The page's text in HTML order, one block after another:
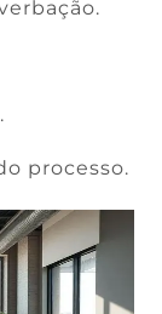
processo.